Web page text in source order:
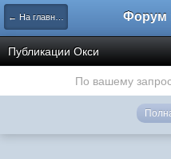
← На главную
Публикации Окси
По вашему